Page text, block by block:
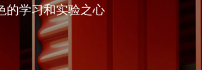
的学习和实验之心